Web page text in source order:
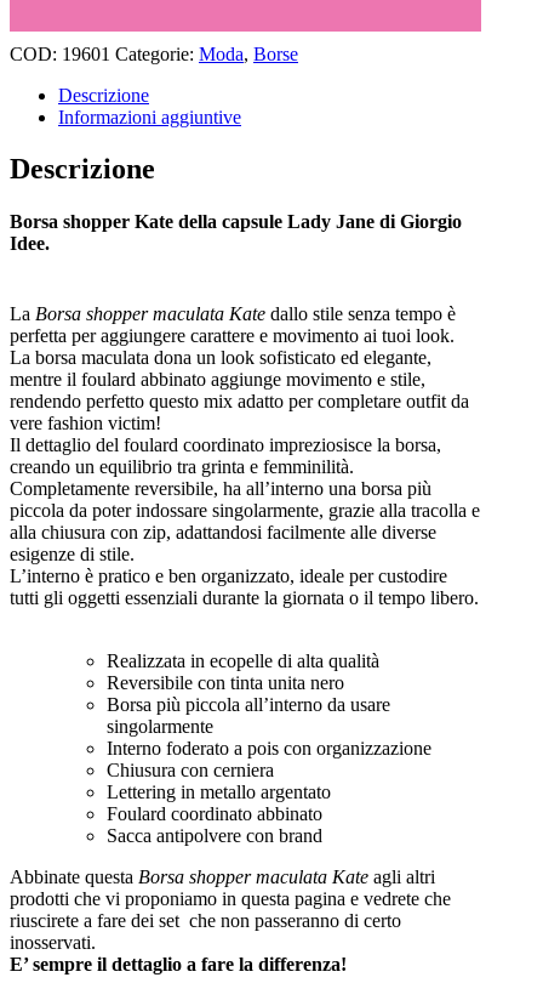
COD: 19601 Categorie: Moda, Borse
Descrizione
Informazioni aggiuntive
Descrizione
Borsa shopper Kate della capsule Lady Jane di Giorgio
Idee.
La Borsa shopper maculata Kate dallo stile senza tempo è
perfetta per aggiungere carattere e movimento ai tuoi look.
La borsa maculata dona un look sofisticato ed elegante,
mentre il foulard abbinato aggiunge movimento e stile,
rendendo perfetto questo mix adatto per completare outfit da
vere fashion victim!
Il dettaglio del foulard coordinato impreziosisce la borsa,
creando un equilibrio tra grinta e femminilità.
Completamente reversibile, ha all’interno una borsa più
piccola da poter indossare singolarmente, grazie alla tracolla e
alla chiusura con zip, adattandosi facilmente alle diverse
esigenze di stile.
L’interno è pratico e ben organizzato, ideale per custodire
tutti gli oggetti essenziali durante la giornata o il tempo libero.
Realizzata in ecopelle di alta qualità
Reversibile con tinta unita nero
Borsa più piccola all’interno da usare
singolarmente
Interno foderato a pois con organizzazione
Chiusura con cerniera
Lettering in metallo argentato
Foulard coordinato abbinato
Sacca antipolvere con brand
Abbinate questa Borsa shopper maculata Kate agli altri
prodotti che vi proponiamo in questa pagina e vedrete che
riuscirete a fare dei set che non passeranno di certo
inosservati.
E’ sempre il dettaglio a fare la differenza!